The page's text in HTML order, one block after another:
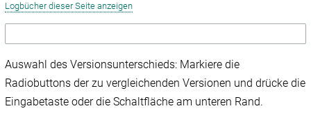
Logbücher dieser Seite anzeigen
Auswahl des Versionsunterschieds: Markiere die
Radiobuttons der zu vergleichenden Versionen und drücke die
Eingabetaste oder die Schaltfläche am unteren Rand.